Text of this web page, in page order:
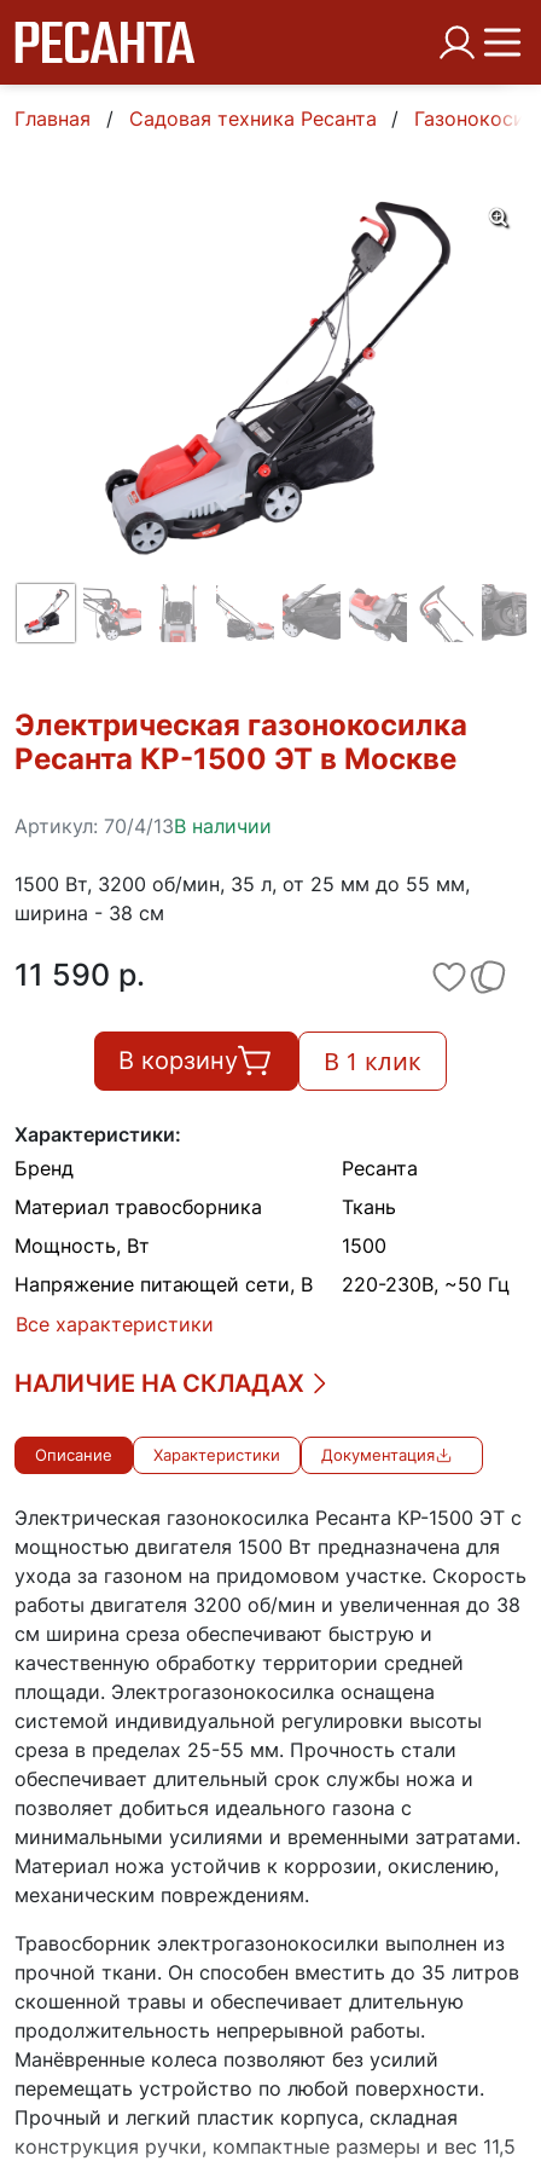
Главная Садовая техника Ресанта
Электрическая газонокосилка
Ресанта КР-1500 ЭТ в Москве
Артикул: 70/4/13В наличии
1500 Вт, 3200 об/мин, 35 л, от 25 мм до 55 мм,
ширина - 38 см
11 590 p.
В корзину В 1 клик
Характеристики:
Бренд
Ресанта
Материал травосборника
Ткань
Мощность, Вт
1500
Напряжение питающей сети, В
220-230В, ~50 Гц
Все характеристики
НАЛИЧИЕ НА СКЛАДАХ
Описание Характеристики Документация
Электрическая газонокосилка Ресанта КР-1500 ЭТ с
мощностью двигателя 1500 Вт предназначена для
ухода за газоном на придомовом участке. Скорость
работы двигателя 3200 об/мин и увеличенная до 38
см ширина среза обеспечивают быструю и
качественную обработку территории средней
площади. Электрогазонокосилка оснащена
системой индивидуальной регулировки высоты
среза в пределах 25-55 мм. Прочность стали
обеспечивает длительный срок службы ножа и
позволяет добиться идеального газона с
минимальными усилиями и временными затратами.
Материал ножа устойчив к коррозии, окислению,
механическим повреждениям.
Травосборник электрогазонокосилки выполнен из
прочной ткани. Он способен вместить до 35 литров
скошенной травы и обеспечивает длительную
продолжительность непрерывной работы.
Манёвренные колеса позволяют без усилий
перемещать устройство по любой поверхности.
Прочный и легкий пластик корпуса, складная
конструкция ручки, компактные размеры и вес 11,5